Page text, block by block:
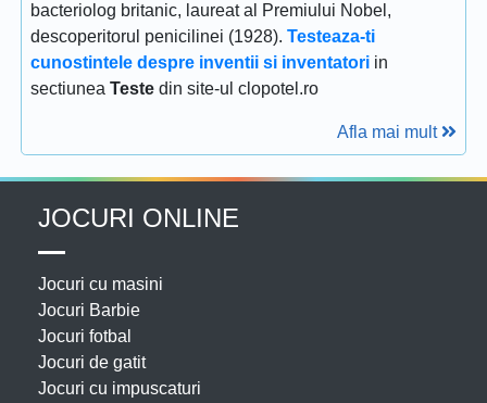
bacteriolog britanic, laureat al Premiului Nobel,
descoperitorul penicilinei (1928). Testeaza-ti
cunostintele despre inventii si inventatori in
sectiunea Teste din site-ul clopotel.ro
Afla mai mult
JOCURI ONLINE
Jocuri cu masini
Jocuri Barbie
Jocuri fotbal
Jocuri de gatit
Jocuri cu impuscaturi